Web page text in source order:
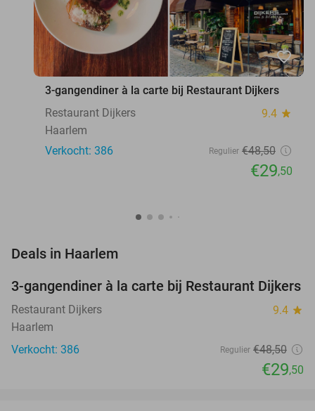
favorite_border
3-gangendiner à la carte bij Restaurant Dijkers
Restaurant Dijkers
9.4 star
Haarlem
Verkocht: 386
Regulier €48,50
€29,50
Deals in Haarlem
39%
3-gangendiner à la carte bij Restaurant Dijkers
Restaurant Dijkers 9.4 star
Haarlem
Verkocht: 386
Regulier €48,50
€29,50